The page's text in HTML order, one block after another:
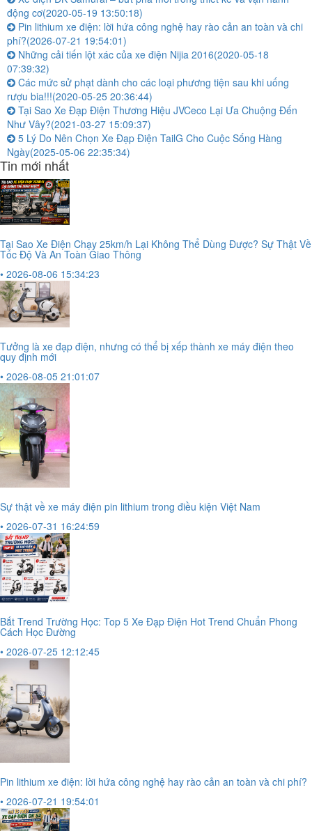
động cơ(2020-05-19 13:50:18)
Pin lithium xe điện: lời hứa công nghệ hay rào cản an toàn và chi
phí?(2026-07-21 19:54:01)
Những cải tiến lột xác của xe điện Nijia 2016(2020-05-18
07:39:32)
Các mức sử phạt dành cho các loại phương tiện sau khi uống
rượu bia!!!(2020-05-25 20:36:44)
Tại Sao Xe Đạp Điện Thương Hiệu JVCeco Lại Ưa Chuộng Đến
Như Vây?(2021-03-27 15:09:37)
5 Lý Do Nên Chọn Xe Đạp Điện TailG Cho Cuộc Sống Hàng
Ngày(2025-05-06 22:35:34)
Tin mới nhất
Tại Sao Xe Điện Chạy 25km/h Lại Không Thể Dùng Được? Sự Thật Về
Tốc Độ Và An Toàn Giao Thông
• 2026-08-06 15:34:23
Tưởng là xe đạp điện, nhưng có thể bị xếp thành xe máy điện theo
quy định mới
• 2026-08-05 21:01:07
Sự thật về xe máy điện pin lithium trong điều kiện Việt Nam
• 2026-07-31 16:24:59
Bắt Trend Trường Học: Top 5 Xe Đạp Điện Hot Trend Chuẩn Phong
Cách Học Đường
• 2026-07-25 12:12:45
Pin lithium xe điện: lời hứa công nghệ hay rào cản an toàn và chi phí?
• 2026-07-21 19:54:01